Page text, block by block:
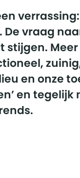
De vraag
en onze
en